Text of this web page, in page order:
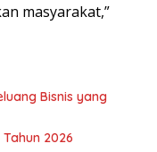
masyarakat,”
Bisnis yang
2026